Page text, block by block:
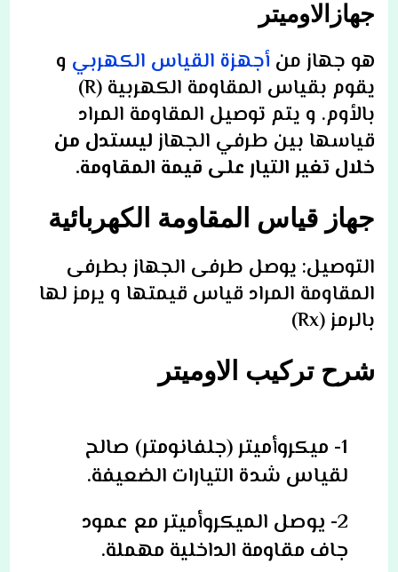
جهازالاوميتر
هو جهاز من أجهزة القياس الكهربي و
يقوم بقياس المقاومة الكهربية(R)
بالأوم. و يتم توصيل المقاومة المراد
قياسها بين طرفي الجهاز ليستدل من
خلال تغير التيار على قيمة المقاومة.
جهاز قياس المقاومة الكهربائية
التوصيل: يوصل طرفى الجهاز بطرفى
المقاومة المراد قياس قيمتها و يرمز لها
بالرمز (Rx)
شرح تركيب الاوميتر
1- ميكروأميتر (جلفانومتر) صالح
لقياس شدة التيارات الضعيفة.
2- يوصل الميكروأميتر مع عمود
جاف مقاومة الداخلية مهملة.